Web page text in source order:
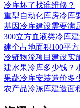
冷库坏了找谁维修？
重型自动化库房冷库
基因冷库建设需要满
300立方血液类冷库
建个占地面积100平
冷链物流项目建设实
建水果冷库多少钱？
果蔬冷库安装造价多
农产品冷冻库建造面